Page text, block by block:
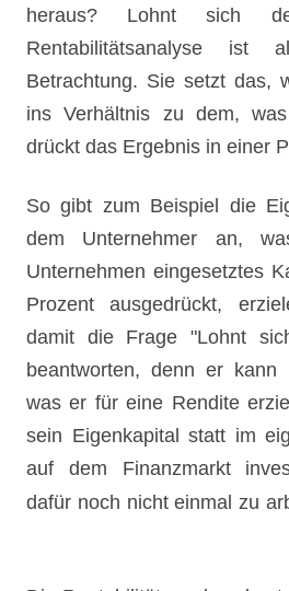
heraus? Lohnt sich
Rentabilitätsanalyse ist
Betrachtung. Sie setzt das,
ins Verhältnis zu dem,
drückt das Ergebnis in einer
So gibt zum Beispiel die
dem Unternehmer an,
Unternehmen eingesetztes
Prozent ausgedrückt,
damit die Frage "Lohnt
beantworten, denn er kann
was er für eine Rendite
sein Eigenkapital statt im
auf dem Finanzmarkt
dafür noch nicht einmal zu